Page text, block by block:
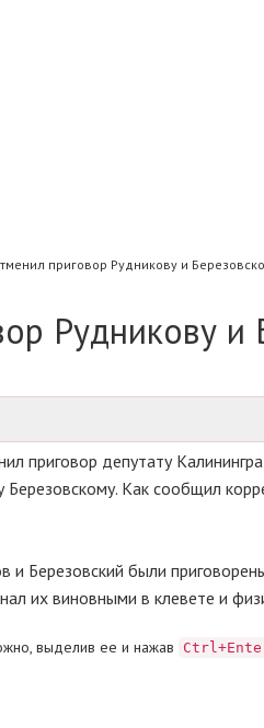
приговор Рудникову и
Рудникову и
приговор депутату
Березовскому. Как сообщил
и Березовский были
их виновными в клевете и
выделив ее и нажав